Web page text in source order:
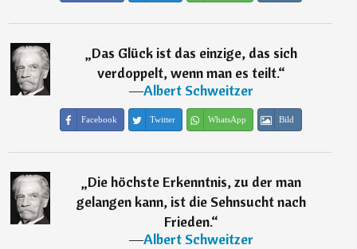
„Das Glück ist das einzige, das sich
verdoppelt, wenn man es teilt.“
―Albert Schweitzer
Facebook Twitter WhatsApp Bild
„Die höchste Erkenntnis, zu der man
gelangen kann, ist die Sehnsucht nach
Frieden.“
―Albert Schweitzer